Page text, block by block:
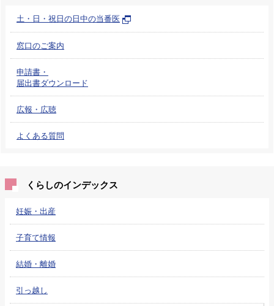
土・日・祝日の日中の当番医
窓口のご案内
申請書・
届出書ダウンロード
広報・広聴
よくある質問
くらしのインデックス
妊娠・出産
子育て情報
結婚・離婚
引っ越し